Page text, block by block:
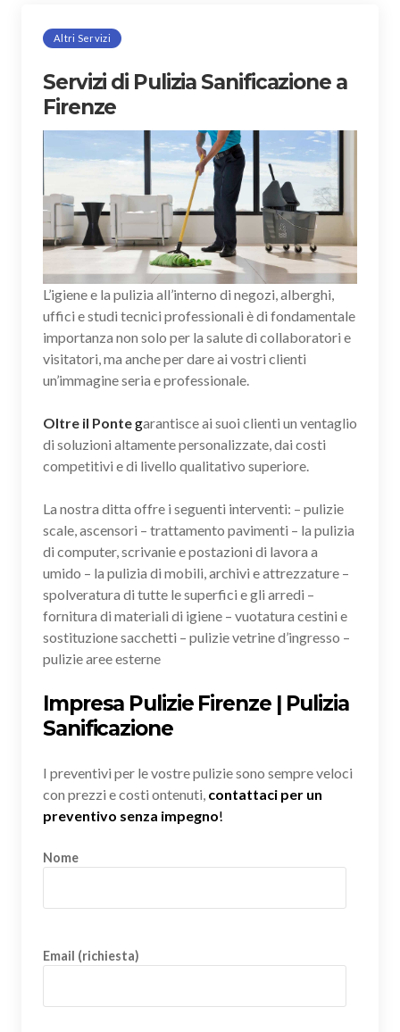
Altri Servizi
Servizi di Pulizia Sanificazione a
Firenze
L’igiene e la pulizia all’interno di negozi, alberghi,
uffici e studi tecnici professionali è di fondamentale
importanza non solo per la salute di collaboratori e
visitatori, ma anche per dare ai vostri clienti
un’immagine seria e professionale.
Oltre il Pontegarantisce ai suoi clienti un ventaglio
di soluzioni altamente personalizzate, dai costi
competitivi e di livello qualitativo superiore.
La nostra ditta offre i seguenti interventi: – pulizie
scale, ascensori – trattamento pavimenti – la pulizia
di computer, scrivanie e postazioni di lavora a
umido – la pulizia di mobili, archivi e attrezzature –
spolveratura di tutte le superfici e gli arredi –
fornitura di materiali di igiene – vuotatura cestini e
sostituzione sacchetti – pulizie vetrine d’ingresso –
pulizie aree esterne
Impresa Pulizie Firenze | Pulizia
Sanificazione
I preventivi per le vostre pulizie sono sempre veloci
con prezzi e costi ontenuti, contattaci per un
preventivo senza impegno!
Nome
Email (richiesta)